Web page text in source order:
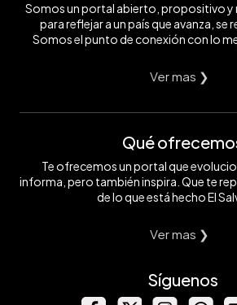
Somos un portal abierto, propositivo
para reflejar a un país que avanza, se
Somos el punto de conexión con lo
Ver mas ❯
Qué
Te ofrecemos un portal que
informa, pero también inspira. Que te
de lo que está hecho El
Ver mas ❯
Síguenos